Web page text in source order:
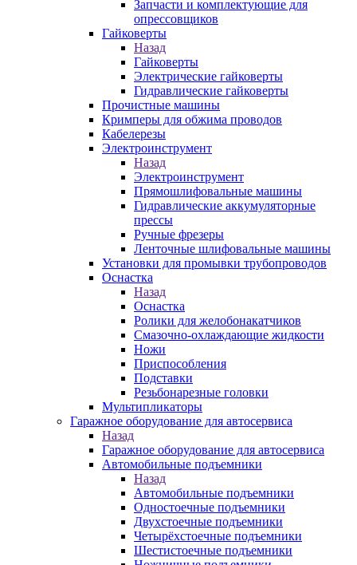
Запчасти и комплектующие для
опрессовщиков
Гайковерты
Назад
Гайковерты
Электрические гайковерты
Гидравлические гайковерты
Прочистные машины
Кримперы для обжима проводов
Кабелерезы
Электроинструмент
Назад
Электроинструмент
Прямошлифовальные машины
Гидравлические аккумуляторные
прессы
Ручные фрезеры
Ленточные шлифовальные машины
Установки для промывки трубопроводов
Оснастка
Назад
Оснастка
Ролики для желобонакатчиков
Смазочно-охлаждающие жидкости
Ножи
Приспособления
Подставки
Резьбонарезные головки
Мультипликаторы
Гаражное оборудование для автосервиса
Назад
Гаражное оборудование для автосервиса
Автомобильные подъемники
Назад
Автомобильные подъемники
Одностоечные подъемники
Двухстоечные подъемники
Четырёхстоечные подъемники
Шестистоечные подъемники